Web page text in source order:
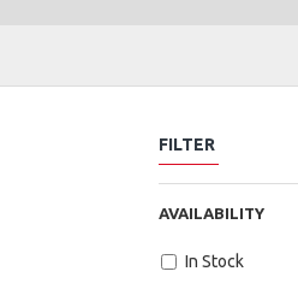
FILTER
AVAILABILITY
In Stock